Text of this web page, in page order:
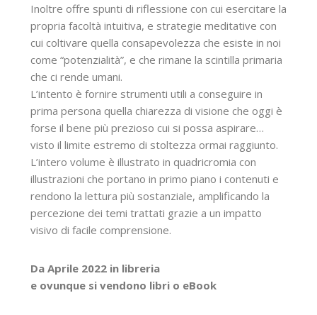
Inoltre offre spunti di riflessione con cui esercitare la
propria facoltà intuitiva, e strategie meditative con
cui coltivare quella consapevolezza che esiste in noi
come “potenzialità”, e che rimane la scintilla primaria
che ci rende umani.
L’intento è fornire strumenti utili a conseguire in
prima persona quella chiarezza di visione che oggi è
forse il bene più prezioso cui si possa aspirare…
visto il limite estremo di stoltezza ormai raggiunto.
L’intero volume è illustrato in quadricromia con
illustrazioni che portano in primo piano i contenuti e
rendono la lettura più sostanziale, amplificando la
percezione dei temi trattati grazie a un impatto
visivo di facile comprensione.
Da Aprile 2022 in libreria
e ovunque si vendono libri o eBook